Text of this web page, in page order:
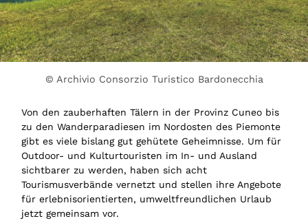
© Archivio Consorzio Turistico Bardonecchia
Von den zauberhaften Tälern in der Provinz Cuneo bis
zu den Wanderparadiesen im Nordosten des Piemonte
gibt es viele bislang gut gehütete Geheimnisse. Um für
Outdoor- und Kulturtouristen im In- und Ausland
sichtbarer zu werden, haben sich acht
Tourismusverbände vernetzt und stellen ihre Angebote
für erlebnisorientierten, umweltfreundlichen Urlaub
jetzt gemeinsam vor.